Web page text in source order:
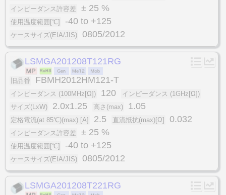
インピーダンス許容差 ± 25 %
使用温度範囲[℃] -40 to +125
ケースサイズ(EIA/JIS) 0805/2012
LSMGA201208T121RG
旧品番 FBMH2012HM121-T
インピーダンス (100MHz[Ω]) 120
インピーダンス (1GHz[Ω])
サイズ(LxW)
2.0x1.25 高さ(max) 1.05
定格電流(at 85℃)(max) [A] 2.5 直流抵抗(max)[Ω] 0.032
インピーダンス許容差 ± 25 %
使用温度範囲[℃] -40 to +125
ケースサイズ(EIA/JIS) 0805/2012
LSMGA201208T221RG